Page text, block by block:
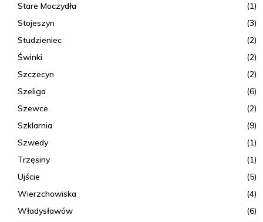
Stare Moczydła
(1)
Stojeszyn
(3)
Studzieniec
(2)
Świnki
(2)
Szczecyn
(2)
Szeliga
(6)
Szewce
(2)
Szklarnia
(9)
Szwedy
(1)
Trzęsiny
(1)
Ujście
(5)
Wierzchowiska
(4)
Władysławów
(6)